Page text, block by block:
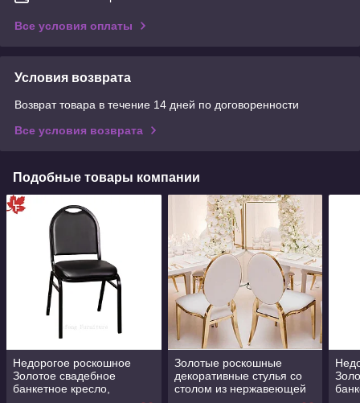
Все условия оплаты
Условия возврата
Возврат товара в течение 14 дней по договоренности
Все условия возврата
Подобные товары компании
Недорогое роскошное
Золотое свадебное
банкетное кресло,
Золотые роскошные
декоративные стулья со
столом из нержавеющей